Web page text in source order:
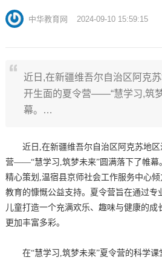
中华教育网 2024-09-10 15:59:15
近日,在新疆维吾尔自治区阿克
开生面的夏令营——“慧学习,筑
幕。…
近日,在新疆维吾尔自治区阿克苏地
营——“慧学习,筑梦未来”圆满落下了帷幕
精心策划,温宿县京师社会工作服务中心
教育的慷慨公益支持。夏令营旨在通过专
儿童打造一个充满欢乐、趣味与健康的
更加丰富多彩。
在“慧学习,筑梦未来”夏令营的科学